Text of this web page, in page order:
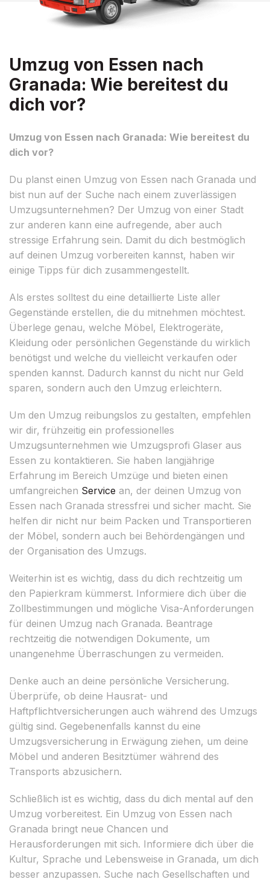
Umzug von Essen nach
Granada: Wie bereitest du
dich vor?
Umzug von Essen nach Granada: Wie bereitest du
dich vor?
Du planst einen Umzug von Essen nach Granada und
bist nun auf der Suche nach einem zuverlässigen
Umzugsunternehmen? Der Umzug von einer Stadt
zur anderen kann eine aufregende, aber auch
stressige Erfahrung sein. Damit du dich bestmöglich
auf deinen Umzug vorbereiten kannst, haben wir
einige Tipps für dich zusammengestellt.
Als erstes solltest du eine detaillierte Liste aller
Gegenstände erstellen, die du mitnehmen möchtest.
Überlege genau, welche Möbel, Elektrogeräte,
Kleidung oder persönlichen Gegenstände du wirklich
benötigst und welche du vielleicht verkaufen oder
spenden kannst. Dadurch kannst du nicht nur Geld
sparen, sondern auch den Umzug erleichtern.
Um den Umzug reibungslos zu gestalten, empfehlen
wir dir, frühzeitig ein professionelles
Umzugsunternehmen wie Umzugsprofi Glaser aus
Essen zu kontaktieren. Sie haben langjährige
Erfahrung im Bereich Umzüge und bieten einen
umfangreichen Service an, der deinen Umzug von
Essen nach Granada stressfrei und sicher macht. Sie
helfen dir nicht nur beim Packen und Transportieren
der Möbel, sondern auch bei Behördengängen und
der Organisation des Umzugs.
Weiterhin ist es wichtig, dass du dich rechtzeitig um
den Papierkram kümmerst. Informiere dich über die
Zollbestimmungen und mögliche Visa-Anforderungen
für deinen Umzug nach Granada. Beantrage
rechtzeitig die notwendigen Dokumente, um
unangenehme Überraschungen zu vermeiden.
Denke auch an deine persönliche Versicherung.
Überprüfe, ob deine Hausrat- und
Haftpflichtversicherungen auch während des Umzugs
gültig sind. Gegebenenfalls kannst du eine
Umzugsversicherung in Erwägung ziehen, um deine
Möbel und anderen Besitztümer während des
Transports abzusichern.
Schließlich ist es wichtig, dass du dich mental auf den
Umzug vorbereitest. Ein Umzug von Essen nach
Granada bringt neue Chancen und
Herausforderungen mit sich. Informiere dich über die
Kultur, Sprache und Lebensweise in Granada, um dich
besser anzupassen. Suche nach Gesellschaften und